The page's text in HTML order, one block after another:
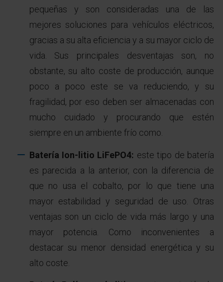
pequeñas y son consideradas una de las
mejores soluciones para vehículos eléctricos,
gracias a su alta eficiencia y a su mayor ciclo de
vida. Sus principales desventajas son, no
obstante, su alto coste de producción, aunque
poco a poco este se va reduciendo, y su
fragilidad, por eso deben ser almacenadas con
mucho cuidado y procurando que estén
siempre en un ambiente frío como.
Batería Ion-litio LiFePO4: este tipo de batería
es parecida a la anterior, con la diferencia de
que no usa el cobalto, por lo que tiene una
mayor estabilidad y seguridad de uso. Otras
ventajas son un ciclo de vida más largo y una
mayor potencia. Como inconvenientes a
destacar su menor densidad energética y su
alto coste.